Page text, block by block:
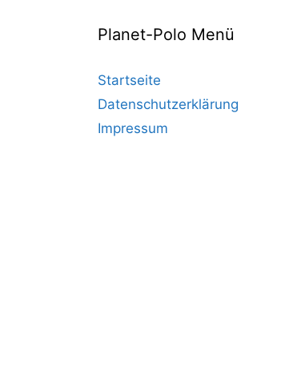
Planet-Polo Menü
Startseite
Datenschutzerklärung
Impressum